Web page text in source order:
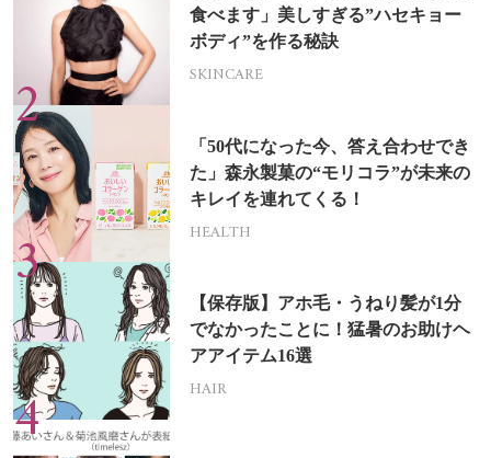
食べます」美しすぎる”ハセキョー
ボディ”を作る秘訣
SKINCARE
「50代になった今、答え合わせでき
た」森永製菓の“モリコラ”が未来の
キレイを連れてくる！
HEALTH
【保存版】アホ毛・うねり髪が1分
でなかったことに！猛暑のお助けヘ
アアイテム16選
HAIR